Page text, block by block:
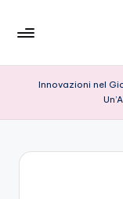
Innovazioni nel